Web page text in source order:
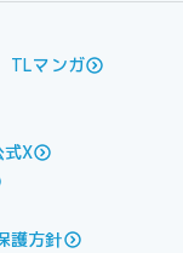
TLマンガ
式X
護方針